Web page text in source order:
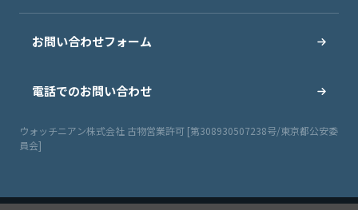
お問い合わせフォーム
電話でのお問い合わせ
ウォッチニアン株式会社 古物営業許可 [第308930507238号/東京都公安委
員会]